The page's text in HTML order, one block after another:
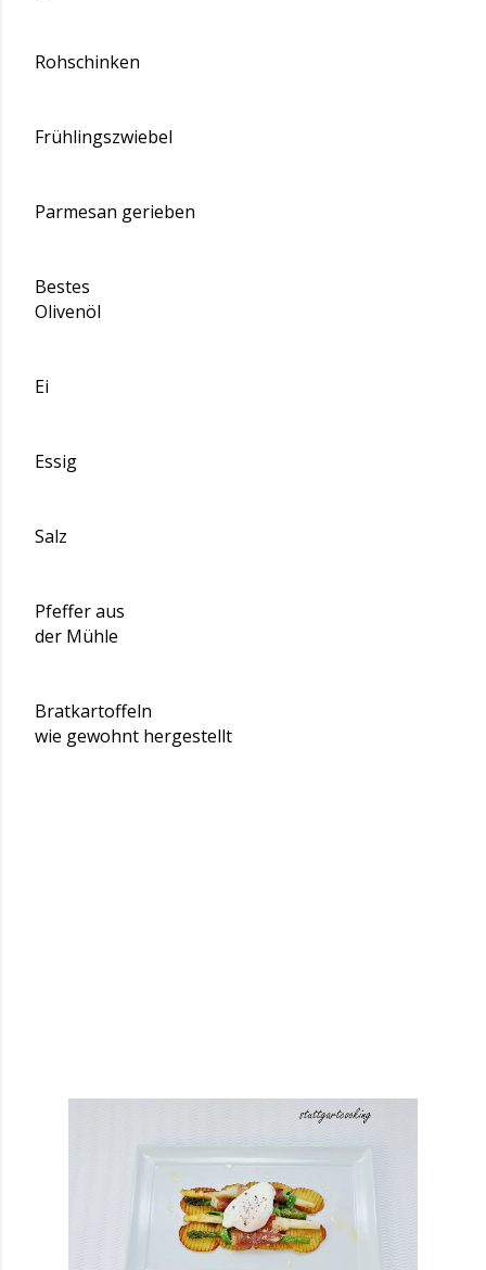
Rohschinken
Frühlingszwiebel
Parmesan gerieben
Bestes
Olivenöl
Ei
Essig
Salz
Pfeffer aus
der Mühle
Bratkartoffeln
wie gewohnt hergestellt